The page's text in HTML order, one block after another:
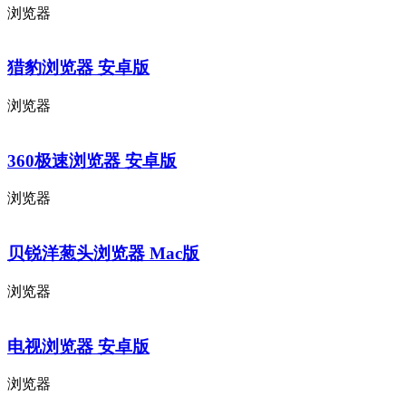
浏览器
猎豹浏览器 安卓版
浏览器
360极速浏览器 安卓版
浏览器
贝锐洋葱头浏览器 Mac版
浏览器
电视浏览器 安卓版
浏览器